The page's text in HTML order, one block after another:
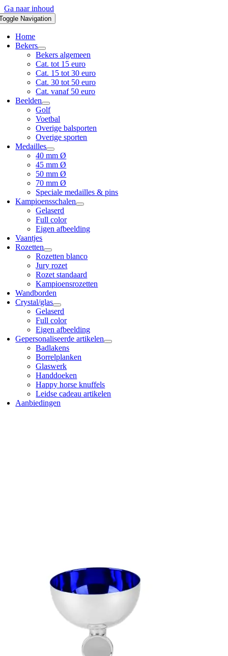
Ga naar inhoud
Navigation
Home
Bekers
Bekers algemeen
Cat. tot 15 euro
Cat. 15 tot 30 euro
Cat. 30 tot 50 euro
Cat. vanaf 50 euro
Beelden
Golf
Voetbal
Overige balsporten
Overige sporten
Medailles
40 mm Ø
45 mm Ø
50 mm Ø
70 mm Ø
Speciale medailles & pins
Kampioensschalen
Gelaserd
Full color
Eigen afbeelding
Vaantjes
Rozetten
Rozetten blanco
Jury rozet
Rozet standaard
Kampioensrozetten
Wandborden
Crystal/glas
Gelaserd
Full color
Eigen afbeelding
Gepersonaliseerde artikelen
Badlakens
Borrelplanken
Glaswerk
Handdoeken
Happy horse knuffels
Leidse cadeau artikelen
Aanbiedingen